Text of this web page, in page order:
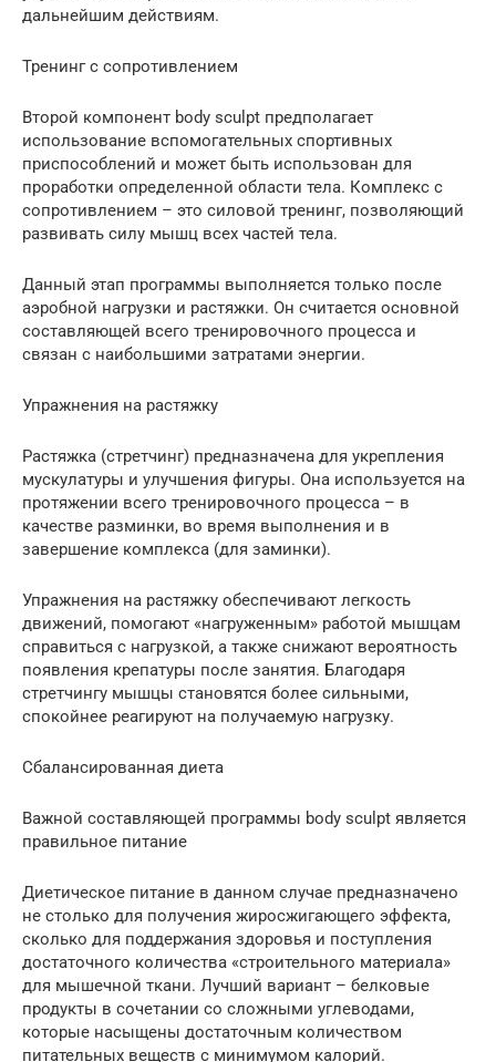
дальнейшим действиям.
Тренинг с сопротивлением
Второй компонент body sculpt предполагает
использование вспомогательных спортивных
приспособлений и может быть использован для
проработки определенной области тела. Комплекс с
сопротивлением – это силовой тренинг, позволяющий
развивать силу мышц всех частей тела.
Данный этап программы выполняется только после
аэробной нагрузки и растяжки. Он считается основной
составляющей всего тренировочного процесса и
связан с наибольшими затратами энергии.
Упражнения на растяжку
Растяжка (стретчинг) предназначена для укрепления
мускулатуры и улучшения фигуры. Она используется на
протяжении всего тренировочного процесса – в
качестве разминки, во время выполнения и в
завершение комплекса (для заминки).
Упражнения на растяжку обеспечивают легкость
движений, помогают «нагруженным» работой мышцам
справиться с нагрузкой, а также снижают вероятность
появления крепатуры после занятия. Благодаря
стретчингу мышцы становятся более сильными,
спокойнее реагируют на получаемую нагрузку.
Сбалансированная диета
Важной составляющей программы body sculpt является
правильное питание
Диетическое питание в данном случае предназначено
не столько для получения жиросжигающего эффекта,
сколько для поддержания здоровья и поступления
достаточного количества «строительного материала»
для мышечной ткани. Лучший вариант – белковые
продукты в сочетании со сложными углеводами,
которые насыщены достаточным количеством
питательных веществ с минимумом калорий.